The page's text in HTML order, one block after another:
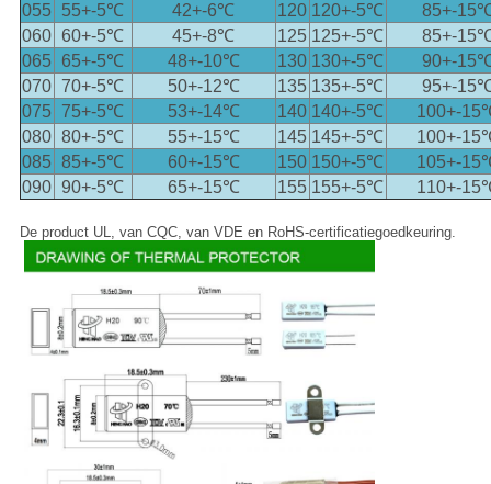
055
55+-5℃ 42+-6℃ 120 120+-5℃
85+-
060 60+-5℃ 45+-8℃ 125 125+-5℃
85+-
065
65+-5℃ 48+-10℃ 130 130+-5℃
90+-
070 70+-5℃ 50+-12℃ 135 135+-5℃
95+-
075
75+-5℃ 53+-14℃ 140 140+-5℃
100+-
080 80+-5℃ 55+-15℃ 145 145+-5℃
100+-
085
85+-5℃ 60+-15℃ 150 150+-5℃
105+-
090 90+-5℃ 65+-15℃ 155 155+-5℃ 110+-
De product UL, van CQC, van VDE en RoHS-certificatiegoedkeuring.